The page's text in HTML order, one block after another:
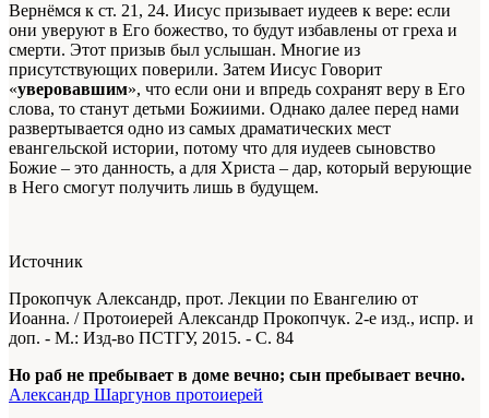
Вернёмся к ст. 21, 24. Иисус призывает иудеев к вере: если
они уверуют в Его божество, то будут избавлены от греха и
смерти. Этот призыв был услышан. Многие из
присутствующих поверили. Затем Иисус Говорит
«уверовавшим», что если они и впредь сохранят веру в Его
слова, то станут детьми Божиими. Однако далее перед нами
развертывается одно из самых драматических мест
евангельской истории, потому что для иудеев сыновство
Божие – это данность, а для Христа – дар, который верующие
в Него смогут получить лишь в будущем.
Источник
Прокопчук Александр, прот. Лекции по Евангелию от
Иоанна. / Протоиерей Александр Прокопчук. 2-е изд., испр. и
доп. - М.: Изд-во ПСТГУ, 2015. - С. 84
Но раб не пребывает в доме вечно; сын пребывает вечно.
Александр Шаргунов протоиерей